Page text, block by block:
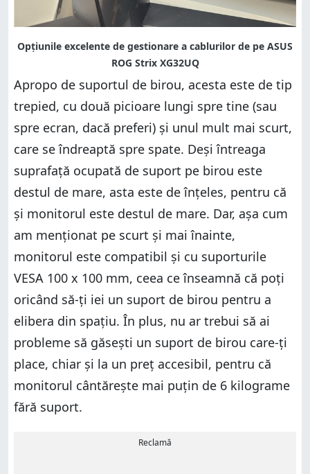
Apropo de suportul de birou, acesta este de tip
trepied, cu două picioare lungi spre tine (sau
spre ecran, dacă preferi) și unul mult mai scurt,
care se îndreaptă spre spate. Deși întreaga
suprafață ocupată de suport pe birou este
destul de mare, asta este de înțeles, pentru că
și monitorul este destul de mare. Dar, așa cum
am menționat pe scurt și mai înainte,
monitorul este compatibil și cu suporturile
VESA 100 x 100 mm, ceea ce înseamnă că poți
oricând să-ți iei un suport de birou pentru a
elibera din spațiu. În plus, nu ar trebui să ai
probleme să găsești un suport de birou care-ți
place, chiar și la un preț accesibil, pentru că
monitorul cântărește mai puțin de 6 kilograme
fără suport.
Reclamă